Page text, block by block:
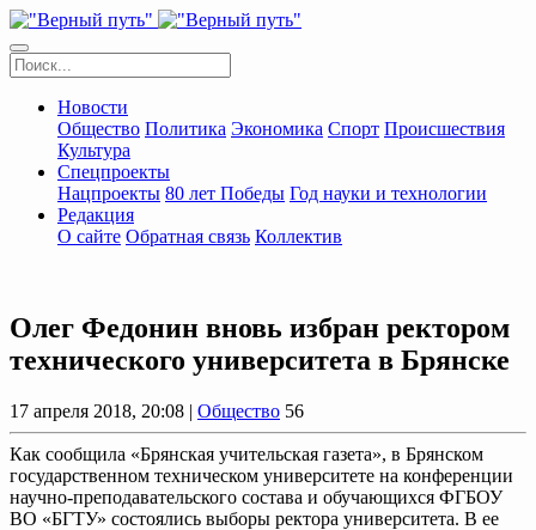
Новости
Общество Политика Экономика Спорт Происшествия
Культура
Спецпроекты
Нацпроекты 80 лет Победы Год науки и технологии
Редакция
О сайте Обратная связь Коллектив
Олег Федонин вновь избран ректором
технического университета в Брянске
17 апреля 2018, 20:08 | Общество 56
Как сообщила «Брянская учительская газета», в Брянском
государственном техническом университете на конференции
научно-преподавательского состава и обучающихся ФГБОУ
ВО «БГТУ» состоялись выборы ректора университета. В ее